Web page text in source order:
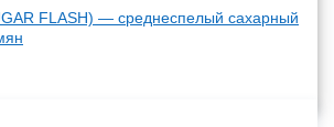
FLASH) — среднеспелый сахарный